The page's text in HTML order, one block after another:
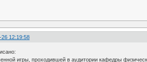
26 12:19:58
игры, проходившей в аудитории кафедры